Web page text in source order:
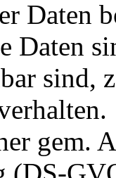
Daten
Daten
sind,
gem.